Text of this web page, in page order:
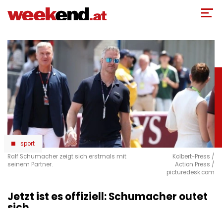
zum
sport
Ralf Schumacher zeigt sich erstmals mit
seinem Partner.
Kolbert-Press /
Action Press /
picturedesk.com
Jetzt ist es offiziell: Schumacher outet